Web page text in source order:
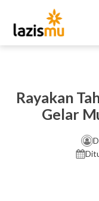
Rayakan
Gelar